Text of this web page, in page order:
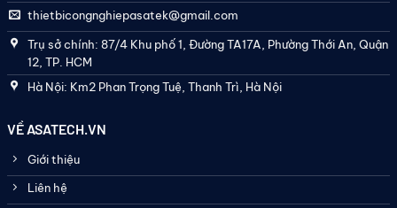
thietbicongnghiepasatek@gmail.com
Trụ sở chính: 87/4 Khu phố 1, Đường TA17A, Phường Thới An, Quận
12, TP. HCM
Hà Nội: Km2 Phan Trọng Tuệ, Thanh Trì, Hà Nội
VỀ ASATECH.VN
Giới thiệu
Liên hệ